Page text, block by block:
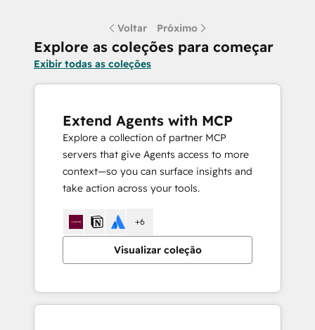
Voltar Próximo
Explore as coleções para começar
Exibir todas as coleções
Extend Agents with MCP
Explore a collection of partner MCP
servers that give Agents access to more
context—so you can surface insights and
take action across your tools.
Visualizar coleção
+6